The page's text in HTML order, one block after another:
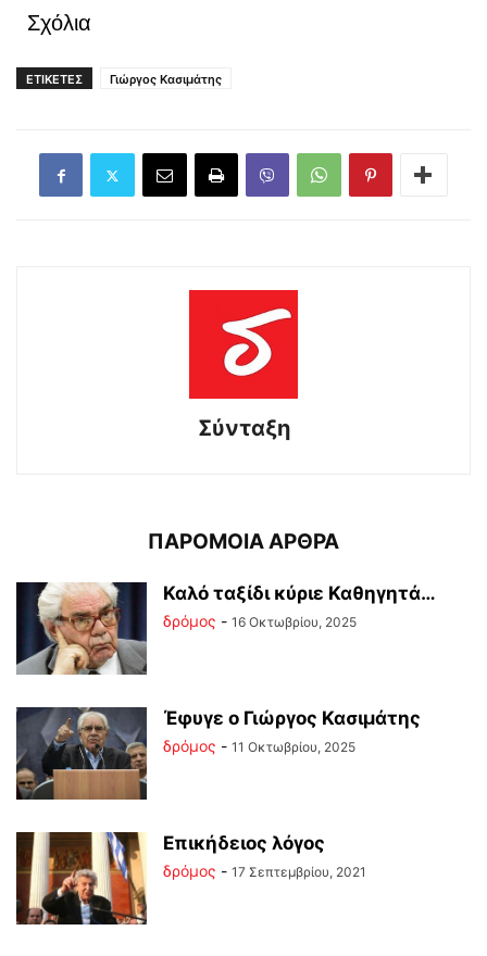
Σχόλια
ΕΤΙΚΕΤΕΣ Γιώργος Κασιμάτης
Σύνταξη
ΠΑΡΟΜΟΙΑ ΑΡΘΡΑ
Καλό ταξίδι κύριε Καθηγητά…
δρόμος - 16 Οκτωβρίου, 2025
Έφυγε ο Γιώργος Κασιμάτης
δρόμος - 11 Οκτωβρίου, 2025
Επικήδειος λόγος
δρόμος - 17 Σεπτεμβρίου, 2021